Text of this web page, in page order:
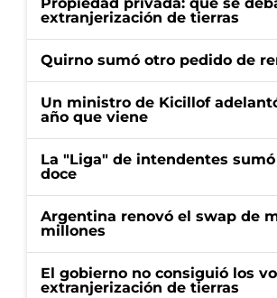
extranjerización de tierras
Quirno sumó otro pedido de
Un ministro de Kicillof
año que viene
La "Liga" de intendentes
doce
Argentina renovó el swap de
millones
El gobierno no consiguió los
extranjerización de tierras